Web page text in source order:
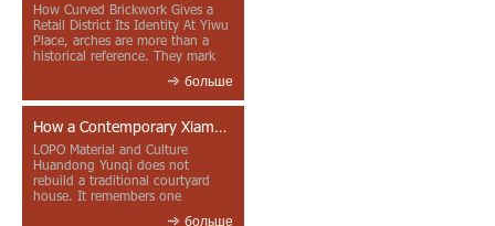
How Curved Brickwork Gives a
Retail District Its Identity At Yiwu
Place, arches are more than a
historical reference. They mark
больше
How a Contemporary Xiamen Project Reframes Minnan Red Brick
LOPO Material and Culture
Huandong Yunqi does not
rebuild a traditional courtyard
house. It remembers one
больше